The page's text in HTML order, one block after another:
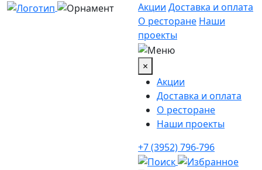
Акции Доставка и оплата
О ресторане Наши
проекты
×
Акции
Доставка и оплата
О ресторане
Наши проекты
+7 (3952) 796-796